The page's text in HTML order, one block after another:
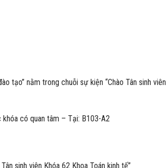
tạo” nằm trong chuỗi sự kiện “Chào Tân sinh viên
có quan tâm – Tại: B103-A2
sinh viên Khóa 62 Khoa Toán kinh tế”